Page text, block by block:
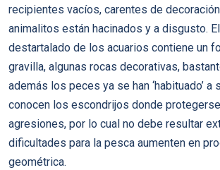
recipientes vacíos, carentes de
animalitos están hacinados y a disgusto.
destartalado de los acuarios contiene un
gravilla, algunas rocas decorativas,
además los peces ya se han ‘habituado’ a
conocen los escondrijos donde
agresiones, por lo cual no debe resultar
dificultades para la pesca aumenten en
geométrica.